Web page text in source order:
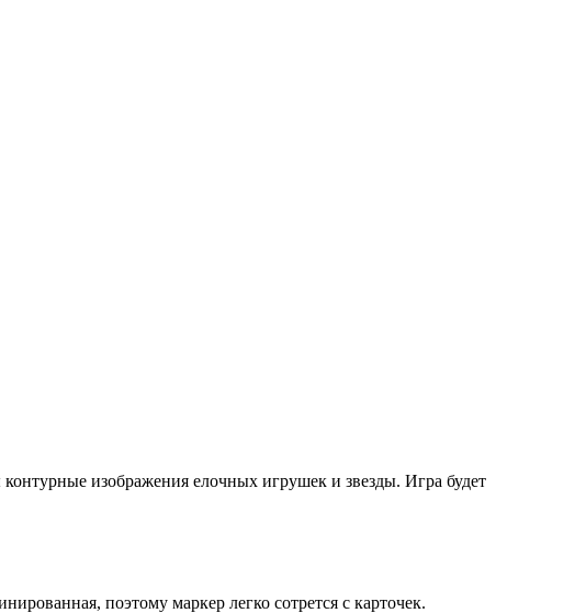
изображения елочных игрушек и звезды. Игра будет
поэтому маркер легко сотрется с карточек.